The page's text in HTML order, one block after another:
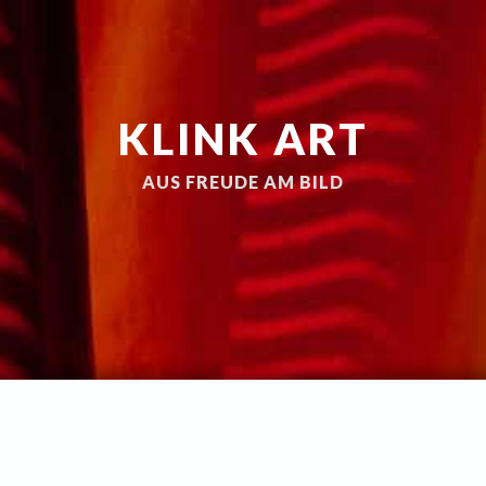
KLINK ART
AUS FREUDE AM BILD